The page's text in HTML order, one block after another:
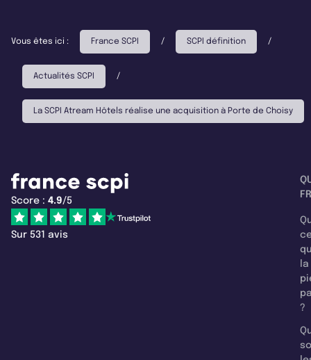
Vous êtes ici : France SCPI / SCPI définition /
Actualités SCPI /
La SCPI Atream Hôtels réalise une acquisition à Porte de Choisy
Score : 4.9/5
Sur 531 avis
la
?